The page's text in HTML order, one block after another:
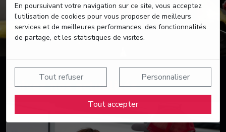
En poursuivant votre navigation sur ce site, vous acceptez
l’utilisation de cookies pour vous proposer de meilleurs
services et de meilleures performances, des fonctionnalités
de partage, et les statistiques de visites.
Tout refuser Personnaliser
Tout accepter
Suivez nos actualités